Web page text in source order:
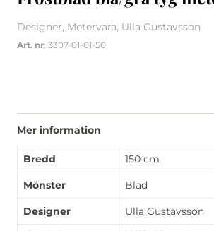
Designer, Metervara, Ulla Gustavsson
Art. nr: 3307-01-01-50
Mer information
Bredd 150 cm
Mönster Blad
Designer Ulla Gustavsson